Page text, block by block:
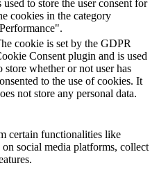
used to store the user consent for
cookies in the category
cookie is set by the GDPR
Consent plugin and is used
store whether or not user has
to the use of cookies. It
not store any personal data.
certain functionalities like
social media platforms, collect